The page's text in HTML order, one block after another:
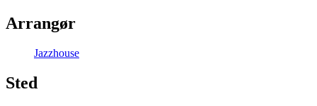
Arrangør
Jazzhouse
Sted